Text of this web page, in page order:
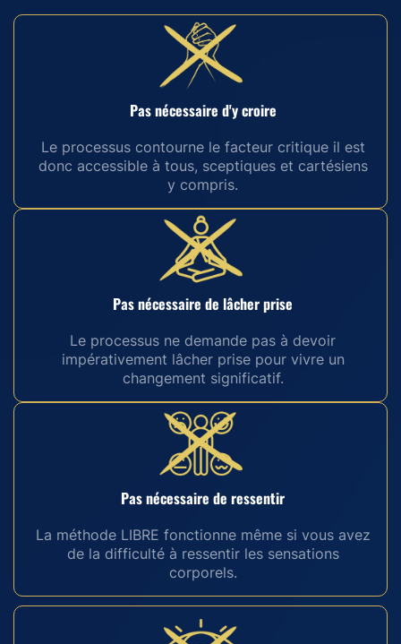
Pas nécessaire d'y croire
Le processus contourne le facteur critique il est
donc accessible à tous, sceptiques et cartésiens
y compris.
Pas nécessaire de lâcher prise
Le processus ne demande pas à devoir
impérativement lâcher prise pour vivre un
changement significatif.
Pas nécessaire de ressentir
La méthode LIBRE fonctionne même si vous avez
de la difficulté à ressentir les sensations
corporels.